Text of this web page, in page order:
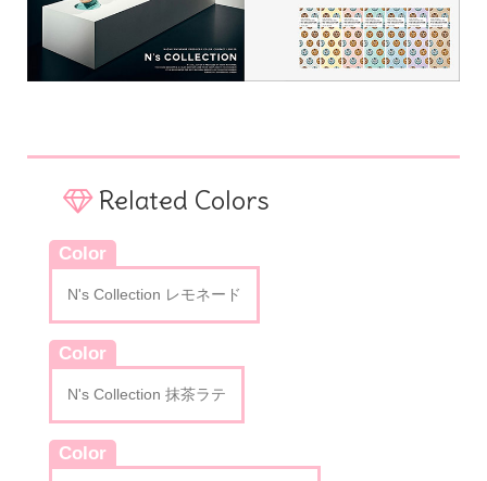
Related Colors
Color
N's Collection レモネード
Color
N's Collection 抹茶ラテ
Color